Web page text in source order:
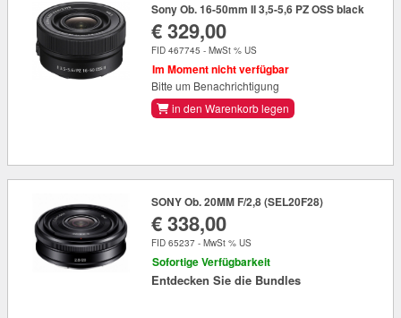
Sony Ob. 16-50mm II 3,5-5,6 PZ OSS black
€ 329,00
FID 467745 - MwSt % US
Im Moment nicht verfügbar
Bitte um Benachrichtigung
in den Warenkorb legen
SONY Ob. 20MM F/2,8 (SEL20F28)
€ 338,00
FID 65237 - MwSt % US
Sofortige Verfügbarkeit
Entdecken Sie die Bundles